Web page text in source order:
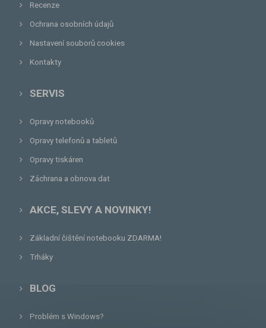
Recenze
Ochrana osobních údajů
Nastavení souborů cookies
Kontakty
SERVIS
Opravy notebooků
Opravy telefonů a tabletů
Opravy tiskáren
Záchrana a obnova dat
AKCE, SLEVY A NOVINKY!
Základní čištění notebooku ZDARMA!
Trháky
BLOG
Problém s Windows?